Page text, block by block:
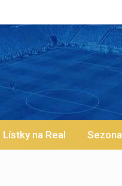
Lístky na Real Sezona